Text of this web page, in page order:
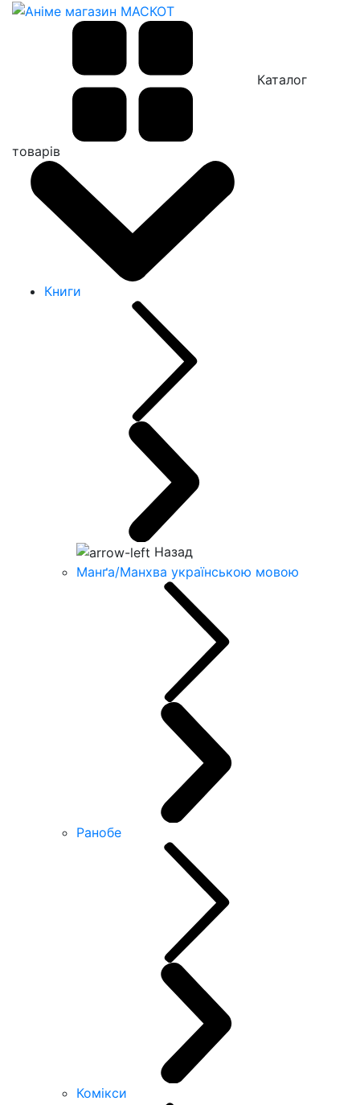
Каталог
товарів
Книги
Назад
Манґа/Манхва українською мовою
Ранобе
Комікси